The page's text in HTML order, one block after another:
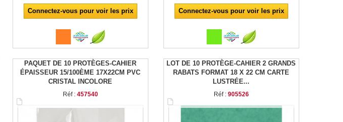
Connectez-vous pour voir les prix Connectez-vous pour voir les prix
PAQUET DE 10 PROTÈGES-CAHIER
ÉPAISSEUR 15/100ÈME 17X22CM PVC
CRISTAL INCOLORE
Réf : 457540
LOT DE 10 PROTÈGE-CAHIER 2 GRANDS
RABATS FORMAT 18 X 22 CM CARTE
LUSTRÉE...
Réf : 905526